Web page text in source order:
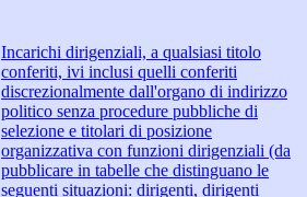
Incarichi dirigenziali, a qualsiasi titolo
conferiti, ivi inclusi quelli conferiti
discrezionalmente dall'organo di indirizzo
politico senza procedure pubbliche di
selezione e titolari di posizione
organizzativa con funzioni dirigenziali (da
pubblicare in tabelle che distinguano le
seguenti situazioni: dirigenti, dirigenti